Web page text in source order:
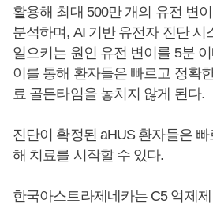
활용해 최대 500만 개의 유전 변
분석하며, AI 기반 유전자 진단 시
일으키는 원인 유전 변이를 5분
이를 통해 환자들은 빠르고 정확
료 골든타임을 놓치지 않게 된다.
진단이 확정된 aHUS 환자들은
해 치료를 시작할 수 있다.
한국아스트라제네카는 C5 억제